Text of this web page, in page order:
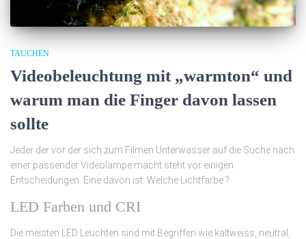
TAUCHEN
Videobeleuchtung mit „warmton“ und
warum man die Finger davon lassen
sollte
Jeder der vor der sich zum Filmen Unterwasser auf die Suche nach
einer passender Videolampe macht steht vor einigen
Entscheidungen. Eine davon ist: Welche Lichtfarbe ?
LED Farben und CRI
Die meisten LED Leuchten sind mit Begriffen wie kaltweiss, neutral,